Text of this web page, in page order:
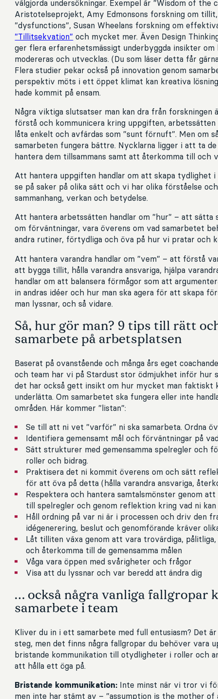
välgjorda undersökningar. Exempel är ”Wisdom of the
Aristotelseprojekt, Amy Edmonsons forskning om
”dysfunctions”, Susan Wheelans forskning om
”Tillitsekvation” och mycket mer. Även Design
ger flera erfarenhetsmässigt underbyggda insikter om
modereras och utvecklas. (Du som läser detta får
Flera studier pekar också på innovation genom
perspektiv möts i ett öppet klimat kan kreativa
hade kommit på ensam.
Några viktiga slutsatser man kan dra från forskningen
förstå och kommunicera kring uppgiften, arbetssätten
låta enkelt och avfärdas som ”sunt förnuft”. Men om
samarbeten fungera bättre. Nycklarna ligger i att ta
hantera dem tillsammans samt att återkomma till och
Att hantera uppgiften handlar om att skapa tydlighet i
se på saker på olika sätt och vi har olika förståelse
sammanhang, verkan och betydelse.
Att hantera arbetssätten handlar om ”hur” – att sätta
om förväntningar, vara överens om vad samarbetet
andra rutiner, förtydliga och öva på hur vi pratar och
Att hantera varandra handlar om ”vem” – att förstå
att bygga tillit, hålla varandra ansvariga, hjälpa
handlar om att balansera förmågor som att
in andras idéer och hur man ska agera för att skapa
man lyssnar, och så vidare.
Så, hur gör man? 9 tips till rätt
samarbete på arbetsplatsen
Baserat på ovanstående och många års eget
och team har vi på Stardust stor ödmjukhet inför hur
det har också gett insikt om hur mycket man faktiskt
underlätta. Om samarbetet ska fungera eller inte
områden. Här kommer ”listan”:
Se till att ni vet ”varför” ni ska samarbeta. Ordna
Identifiera gemensamt mål och förväntningar på
Sätt strukturer med gemensamma spelregler och
roller och bidrag.
Praktisera det ni kommit överens om och sätt
för att öva på detta (hålla varandra ansvariga,
Respektera och hantera samtalsmönster genom
till spelregler och genom reflektion kring vad ni
Håll ordning på var ni är i processen och driv den
idégenerering, beslut och genomförande kräver
Låt tilliten växa genom att vara trovärdiga,
och återkomma till de gemensamma målen
Våga vara öppen med svårigheter och frågor
Visa att du lyssnar och var beredd att ändra dig
… också några vanliga fallgropar
samarbete i team
Kliver du in i ett samarbete med full entusiasm? Det
steg, men det finns några fallgropar du behöver vara
bristande kommunikation till otydligheter i roller och
att hålla ett öga på.
Bristande kommunikation: Inte minst när vi tror vi
men inte har stämt av – ”assumption is the mother of